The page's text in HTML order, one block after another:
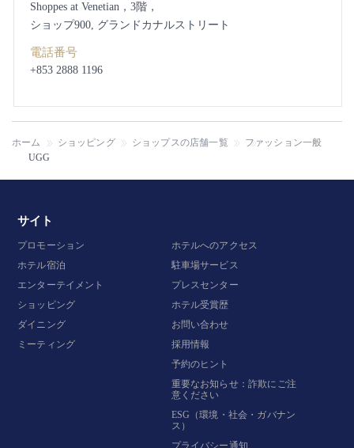
Shoppes at Venetian，3階，
ショップ900, グランドカナルストリート
電話番号
+853 2888 1196
ホーム ショッピング ショップスの店舗一覧
ファッション一般
UGG
サイト
プロモーション
ホテル宿泊
エンターテイメント
ショッピング
ダイニング
ミーティング
ホテルへのアクセス
駐車場サービス
プレスセンター
ホテル受賞歴
お問い合わせ
採用情報
予約のヒント
重要なお知らせ：詐欺にご注
意ください
ESG（環境・社会・ガバナン
ス）
プライバシー通知